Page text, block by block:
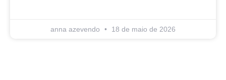
anna azevendo 18 de maio de 2026